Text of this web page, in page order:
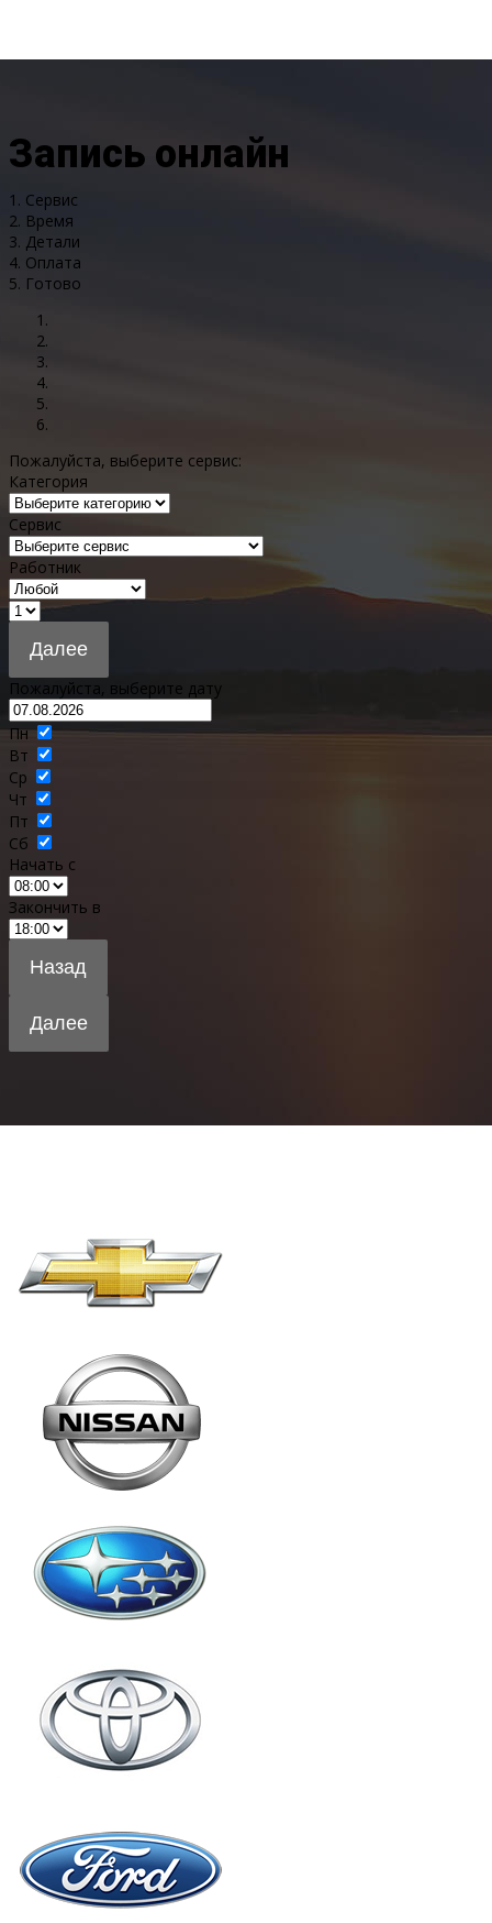
Запись онлайн
1. Сервис
2. Время
3. Детали
4. Оплата
5. Готово
Пожалуйста, выберите сервис:
Категория
Сервис
Работник
Далее
Пожалуйста, выберите дату
Пн
Вт
Ср
Чт
Пт
Сб
Начать с
Закончить в
Назад
Далее